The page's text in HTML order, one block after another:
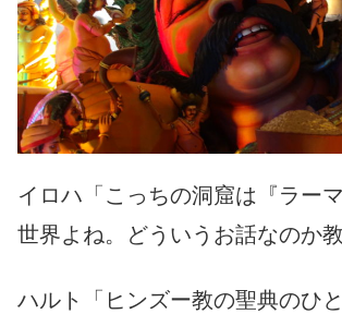
イロハ「こっちの洞窟は『ラー
世界よね。どういうお話なのか教
ハルト「ヒンズー教の聖典のひと